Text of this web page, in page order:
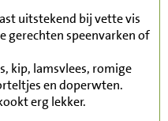
uitstekend bij vette vis
gerechten speenvarken of
kip, lamsvlees, romige
en doperwten.
erg lekker.